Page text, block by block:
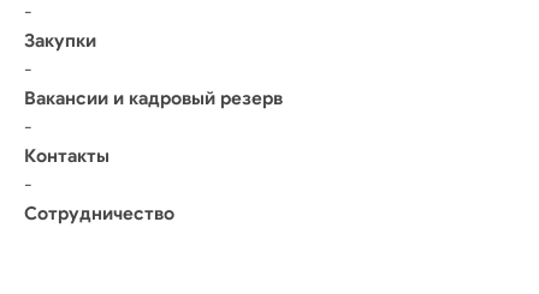
-
Закупки
-
Вакансии и кадровый резерв
-
Контакты
-
Сотрудничество